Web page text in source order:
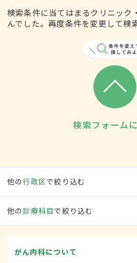
検索条件に当てはまるクリニック
んでした。再度条件を変更して検
検索フォーム
他の行政区で絞り込む
他の 診療科目で絞り込む
がん内科について